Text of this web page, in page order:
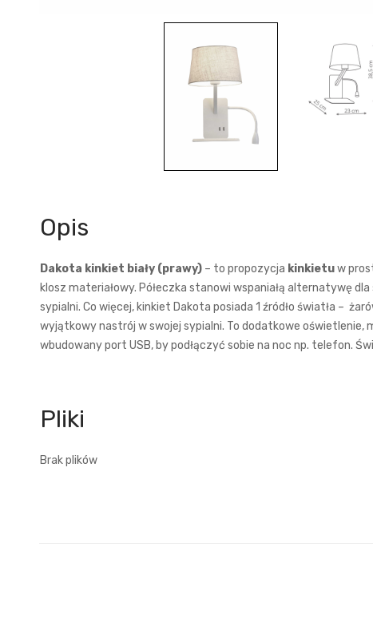
Opis
Dakota kinkiet biały (prawy) – to propozycja kinkietuw
klosz materiałowy. Półeczka stanowi wspaniałą alternatywę
sypialni. Co więcej, kinkiet Dakota posiada 1 źródło światła –
wyjątkowy nastrój w swojej sypialni. To dodatkowe oświetlenie,
wbudowany port USB, by podłączyć sobie na noc np. telefon.
Brak plików